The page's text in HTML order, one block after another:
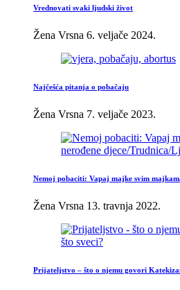
Vrednovati svaki ljudski život
Žena Vrsna 6. veljače 2024.
Najčešća pitanja o pobačaju
Žena Vrsna 7. veljače 2023.
Nemoj pobaciti: Vapaj majke svim
Žena Vrsna 13. travnja 2022.
Prijateljstvo – što o njemu govori